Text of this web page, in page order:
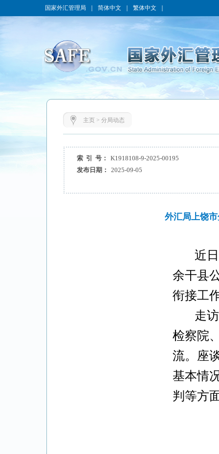
国家外汇管理局 简体中文 繁体中文
主页> 分局动态
索 引 号：
K1918108-9-2025-00195
发布日期：
2025-09-05
外汇局上饶
近
余干县
衔接工
走
检察院
流。座
基本情
判等方